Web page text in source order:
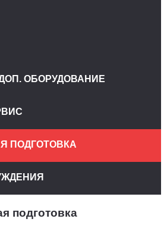
подготовка
ОБОРУДОВАНИЕ
ПОДГОТОВКА